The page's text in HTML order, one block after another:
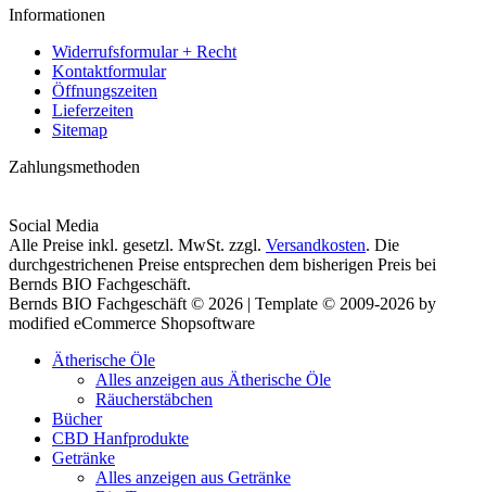
Informationen
Widerrufsformular + Recht
Kontaktformular
Öffnungszeiten
Lieferzeiten
Sitemap
Zahlungsmethoden
Social Media
Alle Preise inkl. gesetzl. MwSt. zzgl. Versandkosten. Die
durchgestrichenen Preise entsprechen dem bisherigen Preis bei
Bernds BIO Fachgeschäft.
Bernds BIO Fachgeschäft © 2026 | Template © 2009-2026 by
modified eCommerce Shopsoftware
Ätherische Öle
Alles anzeigen aus Ätherische Öle
Räucherstäbchen
Bücher
CBD Hanfprodukte
Getränke
Alles anzeigen aus Getränke